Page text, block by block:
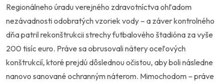
Regionálneho úradu verejného zdravotníctva ohľadom
nezávadnosti odobratých vzoriek vody – a záver kontrolného
dňa patril rekonštrukcii strechy futbalového štadióna za vyše
200 tisíc euro. Práve sa obrusovali nátery oceľových
konštrukcií, ktoré prejdú dôslednou očistou, aby boli následne
nanovo sanované ochranným náterom. Mimochodom – práve